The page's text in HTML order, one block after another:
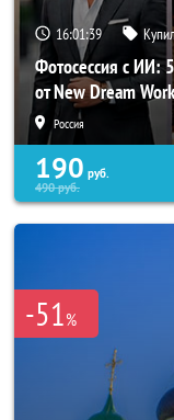
16:01:37
Фотосессия с ИИ:
от New Dream
Россия
190 руб.
490руб.
-51%